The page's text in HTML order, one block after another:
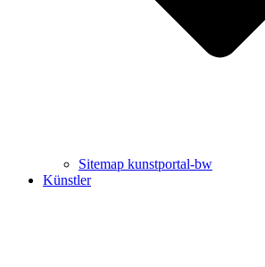
Sitemap kunstportal-bw
Künstler